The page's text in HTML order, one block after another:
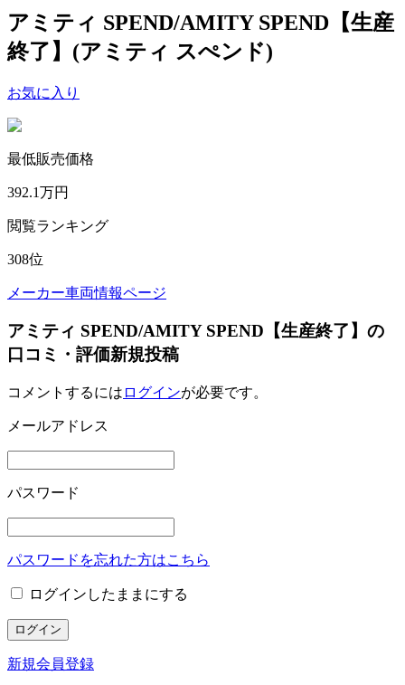
アミティ SPEND/AMITY SPEND【生産
終了】 (アミティ スぺンド)
お気に入り
最低販売価格
392.1万円
閲覧ランキング
308位
メーカー車両情報ページ
アミティ SPEND/AMITY SPEND【生産終了】の
口コミ・評価新規投稿
コメントするには ログインが必要です。
メールアドレス
パスワード
パスワードを忘れた方はこちら
ログインしたままにする
新規会員登録